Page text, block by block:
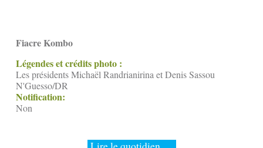
Fiacre Kombo
Légendes et crédits photo :
Les présidents Michaël Randrianirina et Denis Sassou
N'Guesso/DR
Notification:
Non